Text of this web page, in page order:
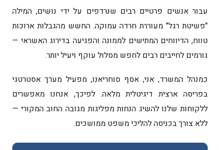
עבור אנשים פרטיים רבים שנרדפים על ידי נושים, המילה
"פשיטת רגל" מעוררת חרדה עמוקה. החשש מהגבלות ארוכות
טווח, הדיווחים המתישים לממונה והפגיעה בדירוג האשראי —
גורמים לחייבים רבים לחפש מסלול עוקף ויעיל יותר.
כמנהל המשרד, אני, אסף סוחריאנו, מפעיל מערך אסטרטגי
בפריסה ארצית דיגיטלית מלאה. לפיכך, אנחנו מאפשרים
ללקוחות שלנו להשיג הנחות מפליגות מגובה החוב המקורי —
ללא צורך בכניסה להליכי משפט ממושכים.